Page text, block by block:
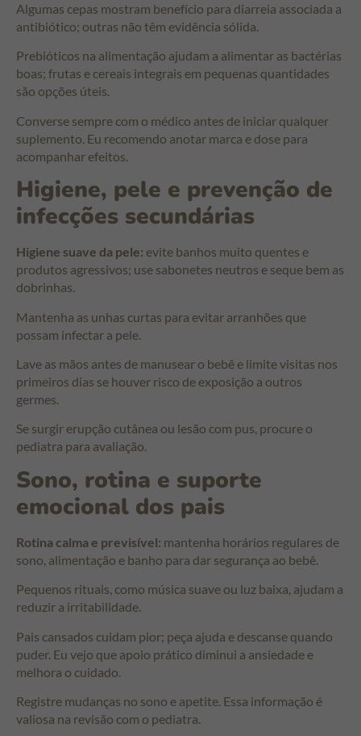
Algumas cepas mostram benefício para diarreia associada a
antibiótico; outras não têm evidência sólida.
Prebióticos na alimentação ajudam a alimentar as bactérias
boas; frutas e cereais integrais em pequenas quantidades
são opções úteis.
Converse sempre com o médico antes de iniciar qualquer
suplemento. Eu recomendo anotar marca e dose para
acompanhar efeitos.
Higiene, pele e prevenção de
infecções secundárias
Higiene suave da pele: evite banhos muito quentes e
produtos agressivos; use sabonetes neutros e seque bem as
dobrinhas.
Mantenha as unhas curtas para evitar arranhões que
possam infectar a pele.
Lave as mãos antes de manusear o bebê e limite visitas nos
primeiros dias se houver risco de exposição a outros
germes.
Se surgir erupção cutânea ou lesão com pus, procure o
pediatra para avaliação.
Sono, rotina e suporte
emocional dos pais
Rotina calma e previsível: mantenha horários regulares de
sono, alimentação e banho para dar segurança ao bebê.
Pequenos rituais, como música suave ou luz baixa, ajudam a
reduzir a irritabilidade.
Pais cansados cuidam pior; peça ajuda e descanse quando
puder. Eu vejo que apoio prático diminui a ansiedade e
melhora o cuidado.
Registre mudanças no sono e apetite. Essa informação é
valiosa na revisão com o pediatra.